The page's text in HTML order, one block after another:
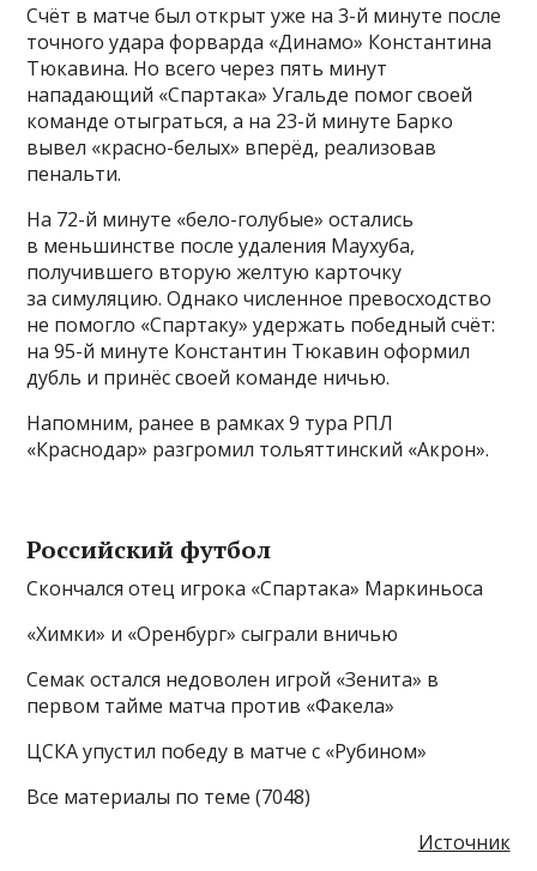
Счёт в матче был открыт уже на 3-й минуте после
точного удара форварда «Динамо» Константина
Тюкавина. Но всего через пять минут
нападающий «Спартака» Угальде помог своей
команде отыграться, а на 23-й минуте Барко
вывел «красно-белых» вперёд, реализовав
пенальти.
На 72-й минуте «бело-голубые» остались
в меньшинстве после удаления Маухуба,
получившего вторую желтую карточку
за симуляцию. Однако численное превосходство
не помогло «Спартаку» удержать победный счёт:
на 95-й минуте Константин Тюкавин оформил
дубль и принёс своей команде ничью.
Напомним, ранее в рамках 9 тура РПЛ
«Краснодар» разгромил тольяттинский «Акрон».
Российский футбол
Скончался отец игрока «Спартака» Маркиньоса
«Химки» и «Оренбург» сыграли вничью
Семак остался недоволен игрой «Зенита» в
первом тайме матча против «Факела»
ЦСКА упустил победу в матче с «Рубином»
Все материалы по теме (7048)
Источник